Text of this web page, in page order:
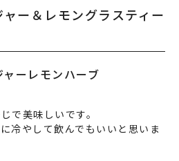
ー＆レモングラスティー
ーレモンハーブ
で美味しいです。
冷やして飲んでもいいと思いま